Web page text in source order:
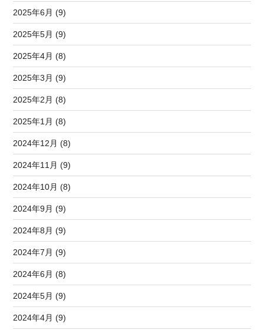
2025年6月 (9)
2025年5月 (9)
2025年4月 (8)
2025年3月 (9)
2025年2月 (8)
2025年1月 (8)
2024年12月 (8)
2024年11月 (9)
2024年10月 (8)
2024年9月 (9)
2024年8月 (9)
2024年7月 (9)
2024年6月 (8)
2024年5月 (9)
2024年4月 (9)